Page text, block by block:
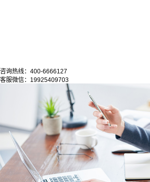
咨询热线：400-6666127
客服微信：19925409703